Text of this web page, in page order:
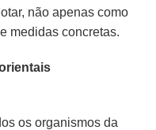
não apenas como
medidas concretas.
os organismos da